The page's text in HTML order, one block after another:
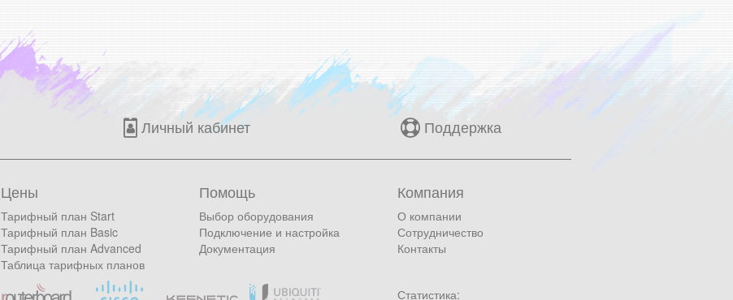
Личный кабинет Поддержка
Цены
Тарифный план Start
Тарифный план Basic
Тарифный план Advanced
Таблица тарифных планов
Помощь
Выбор оборудования
Подключение и настройка
Документация
Компания
О компании
Сотрудничество
Контакты
Статистика: